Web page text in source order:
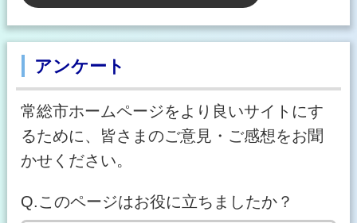
アンケート
常総市ホームページをより良いサイトにす
るために、皆さまのご意見・ご感想をお聞
かせください。
Q.このページはお役に立ちましたか？